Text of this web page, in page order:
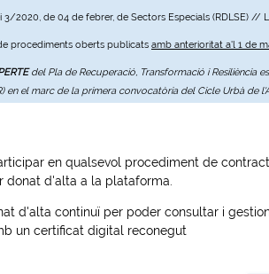
3/2020, de 04 de febrer, de Sectors Especials (RDLSE)
procediments oberts publicats amb anterioritat a'l 1 de
del Pla de Recuperació, Transformació i Resiliència
en el marc de la primera convocatòria del Cicle Urbà de
en qualsevol procediment de
donat d'alta a la plataforma.
d'alta continuï per poder consultar i
un certificat digital reconegut